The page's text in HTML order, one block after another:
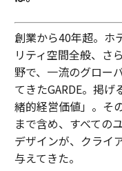
創業から40年超。ホ
リティ空間全般、さ
野で、一流のグロー
てきたGARDE。掲
緒的経営価値」。そ
まで含め、すべての
デザインが、クライ
与えてきた。